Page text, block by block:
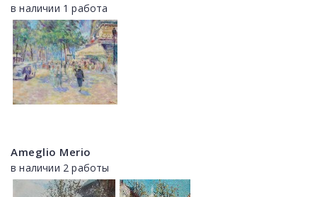
в наличии 1 работа
Ameglio Merio
в наличии 2 работы